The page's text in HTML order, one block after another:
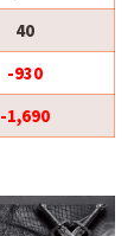
40
-930
-1,690